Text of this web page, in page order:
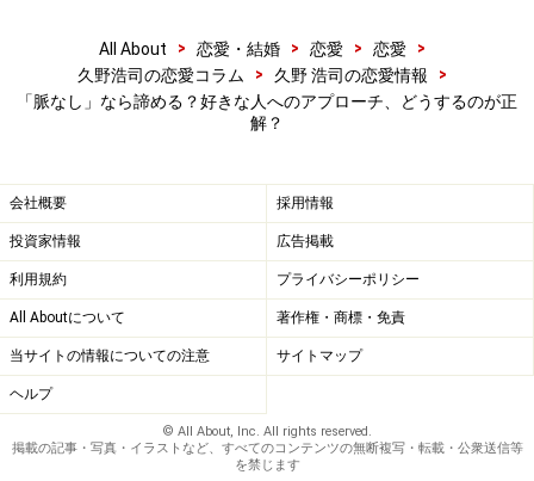
幸せになっていく近道であるとも言えます。
出来る限りアプローチしてベス
す。ボク自身も20代は本当に好きだという気持ちが強け
れば、やはり精一杯に頑張ってみるタイプでした。仮に
最終的にダメであったとしても、自分自身にもけじめを
つけれて、きちんと好きな人と向き合えたことで必ず次
の恋愛時には前向きにリセットできたものです。
好きな人が脈なしとわかったら、気をつけ
ることは？
All About > 恋愛・結婚 > 恋愛 > 恋愛
>
久野浩司の恋愛コラム
> 久野 浩司の恋愛情報
>
「脈なし」なら諦める？好きな人へのアプローチ、どうするのが正
解？
会社概要 採用情報
投資家情報 広告掲載
利用規約 プライバシーポリシー
All Aboutについて 著作権・商標・免責
当サイトの情報についての注意 サイトマップ
ヘルプ
© All About, Inc. All rights reserved.
掲載の記事・写真・イラストなど、すべてのコンテンツの無断複写・転載・公衆送信等
を禁じます